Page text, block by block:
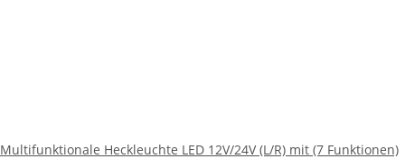
Multifunktionale Heckleuchte LED 12V/24V (L/R) mit (7 Funktionen)